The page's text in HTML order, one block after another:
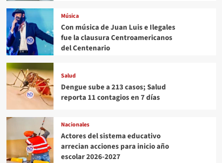
Música
Con música de Juan Luis e Ilegales
fue la clausura Centroamericanos
del Centenario
Salud
Dengue sube a 213 casos; Salud
reporta 11 contagios en 7 días
Nacionales
Actores del sistema educativo
arrecian acciones para inicio año
escolar 2026-2027